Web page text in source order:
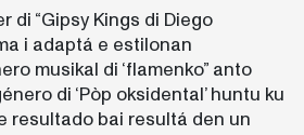
di “Gipsy Kings di Diego
i adaptá e estilonan
musikal di ‘flamenko” anto
di ‘Pòp oksidental’ huntu ku
resultado bai resultá den un